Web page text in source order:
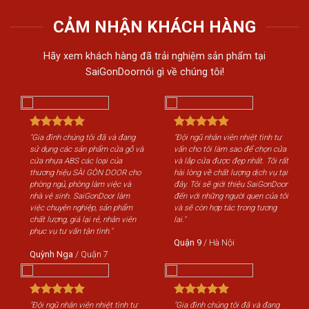
CẢM NHẬN KHÁCH HÀNG
Hãy xem khách hàng đã trải nghiệm sản phẩm tại
SaiGonDoornói gì về chúng tôi!
"Gia đình chúng tôi đã và đang
sử dụng các sản phẩm cửa gỗ và
cửa nhựa ABS các loại của
thương hiệu SÀI GÒN DOOR cho
phòng ngủ, phòng làm việc và
nhà vệ sinh. SaiGonDoor làm
việc chuyên nghiệp, sản phẩm
chất lượng, giá lại rẻ, nhân viên
phục vụ tư vấn tận tình."
Quỳnh Nga / Quận 7
"Đội ngũ nhân viên nhiệt tình tư
vấn cho tôi làm sao để chọn cửa
và lắp cửa được đẹp nhất. Tôi rất
hài lòng về chất lượng dịch vụ tại
đây. Tôi sẽ giới thiệu SaiGonDoor
đến với những người quen của tôi
và sẽ còn hợp tác trong tương
lai."
Quận 9 / Hà Nội
"Đội ngũ nhân viên nhiệt tình tư
"Gia đình chúng tôi đã và đang